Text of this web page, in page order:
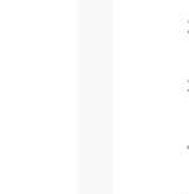
2
3
4